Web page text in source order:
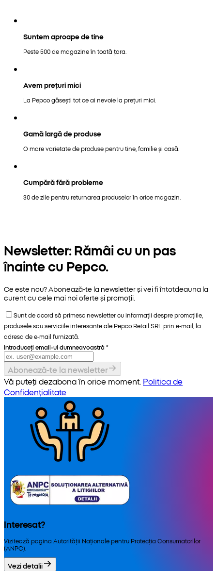
Suntem aproape de tine
Peste 500 de magazine în toată țara.
Avem prețuri mici
La Pepco găsești tot ce ai nevoie la prețuri mici.
Gamă largă de produse
O mare varietate de produse pentru tine, familie și casă.
Cumpără fără probleme
30 de zile pentru returnarea produselor în orice magazin.
Newsletter: Rămâi cu un pas
înainte cu Pepco.
Ce este nou? Abonează-te la newsletter și vei fi întotdeauna la
curent cu cele mai noi oferte și promoții.
Sunt de acord să primesc newsletter cu informații despre promoțiile,
produsele sau serviciile interesante ale Pepco Retail SRL prin e-mail, la
adresa de e-mail furnizată.
Introduceți email-ul dumneavoastră *
Abonează-te la newsletter
Vă puteți dezabona în orice moment. Politica de
Confidențialitate
Interesat?
Vizitează pagina Autorității Naționale pentru Protecția Consumatorilor
(ANPC).
Vezi detalii